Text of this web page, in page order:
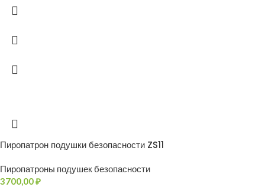
Пиропатрон подушки безопасности ZS11
Пиропатроны подушек безопасности
3700,00₽